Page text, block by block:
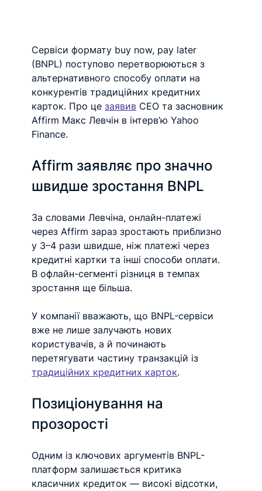
Сервіси формату buy now, pay later
(BNPL) поступово перетворюються з
альтернативного способу оплати на
конкурентів традиційних кредитних
карток. Про це заявив CEO та засновник
Affirm Макс Левчін в інтерв’ю Yahoo
Finance.
Affirm заявляє про значно
швидше зростання BNPL
За словами Левчіна, онлайн-платежі
через Affirm зараз зростають приблизно
у 3–4 рази швидше, ніж платежі через
кредитні картки та інші способи оплати.
В офлайн-сегменті різниця в темпах
зростання ще більша.
У компанії вважають, що BNPL-сервіси
вже не лише залучають нових
користувачів, а й починають
перетягувати частину транзакцій із
традиційних кредитних карток.
Позиціонування на
прозорості
Одним із ключових аргументів BNPL-
платформ залишається критика
класичних кредиток — високі відсотки,